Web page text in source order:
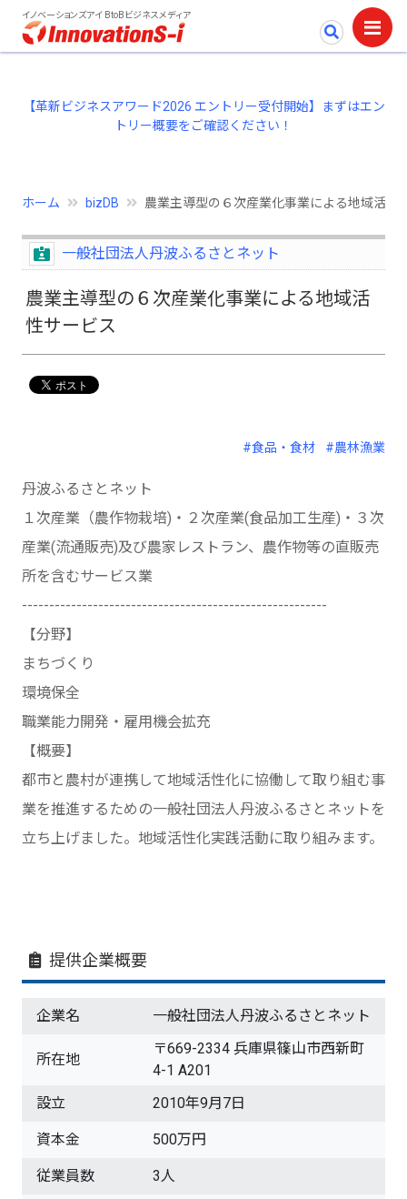
イノベーションズアイ BtoBビジネスメディア
【革新ビジネスアワード2026 エントリー受付開始】まずはエン
トリー概要をご確認ください！
ホーム bizDB 農業主導型の６次産業化事業による地域活性
一般社団法人丹波ふるさとネット
農業主導型の６次産業化事業による地域活
性サービス
#食品・食材 #農林漁業
丹波ふるさとネット
１次産業（農作物栽培)・２次産業(食品加工生産)・３次
産業(流通販売)及び農家レストラン、農作物等の直販売
所を含むサービス業
--------------------------------------------------------
【分野】
まちづくり
環境保全
職業能力開発・雇用機会拡充
【概要】
都市と農村が連携して地域活性化に協働して取り組む事
業を推進するための一般社団法人丹波ふるさとネットを
立ち上げました。地域活性化実践活動に取り組みます。
提供企業概要
企業名 一般社団法人丹波ふるさとネット
所在地
〒669-2334 兵庫県篠山市西新町
4-1 A201
設立
2010年9月7日
資本金 500万円
従業員数 3人